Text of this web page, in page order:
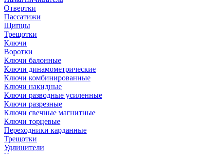
Отвертки
Пассатижи
Щипцы
Трещотки
Ключи
Воротки
Ключи балонные
Ключи динамометрические
Ключи комбинированные
Ключи накидные
Ключи разводные усиленные
Ключи разрезные
Ключи свечные магнитные
Ключи торцевые
Переходники карданные
Трещотки
Удлинители